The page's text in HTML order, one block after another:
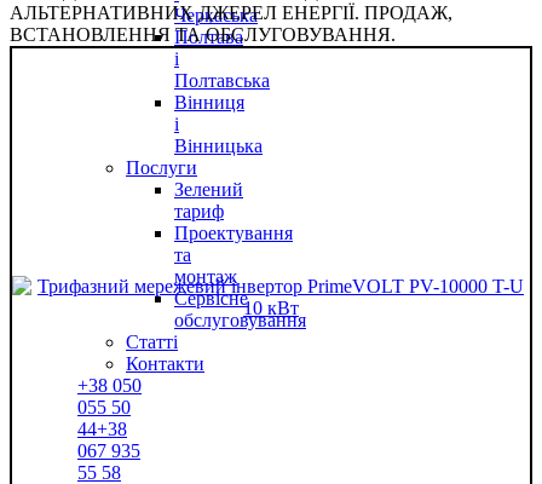
Черкаська
Полтава
і
Полтавська
Вінниця
і
Вінницька
Послуги
Зелений
тариф
Проектування
та
монтаж
Сервісне
обслуговування
Статті
Контакти
+38 050
055 50
44+38
067 935
55 58
АЛЬТЕРНАТИВНИХ ДЖЕРЕЛ ЕНЕРГІЇ. ПРОДАЖ,
ВСТАНОВЛЕННЯ ТА ОБСЛУГОВУВАННЯ.